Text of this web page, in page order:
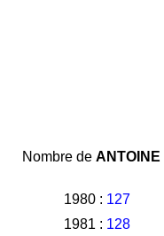
Nombre de ANTOINE
1980 : 127
1981 : 128